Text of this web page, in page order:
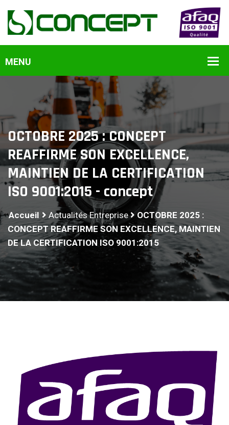
OCTOBRE 2025 : CONCEPT
REAFFIRME SON EXCELLENCE,
MAINTIEN DE LA CERTIFICATION
ISO 9001:2015 - concept
Accueil Actualités Entreprise
OCTOBRE 2025 :
CONCEPT REAFFIRME SON EXCELLENCE, MAINTIEN
DE LA CERTIFICATION ISO 9001:2015